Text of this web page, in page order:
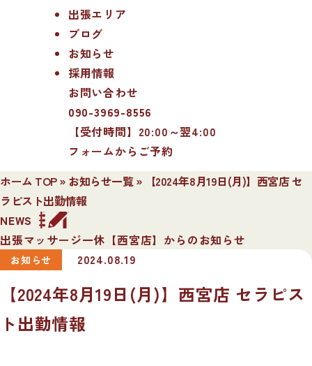
出張エリア
ブログ
お知らせ
採用情報
お問い合わせ
090-3969-8556
【受付時間】20:00～翌4:00
フォームからご予約
ホーム TOP» お知らせ一覧»
【2024年8月19日(月)】西宮店 セ
ラピスト出勤情報
NEWS
出張マッサージ一休【西宮店】からのお知らせ
お知らせ 2024.08.19
【2024年8月19日(月)】西宮店 セラピス
ト出勤情報